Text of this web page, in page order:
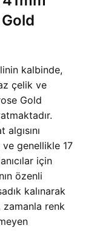
kalbinde,
çelik ve
Gold
genellikle 17
için
özenli
kalınarak
zamanla renk